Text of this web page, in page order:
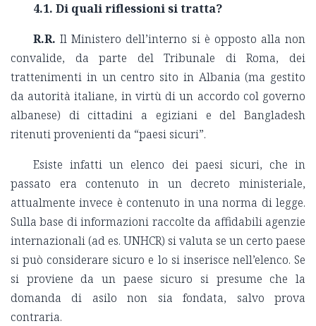
4.1. Di quali riflessioni si tratta?
R.R. Il Ministero dell’interno si è opposto alla non
convalide, da parte del Tribunale di Roma, dei
trattenimenti in un centro sito in Albania (ma gestito
da autorità italiane, in virtù di un accordo col governo
albanese) di cittadini a egiziani e del Bangladesh
ritenuti provenienti da “paesi sicuri”.
Esiste infatti un elenco dei paesi sicuri, che in
passato era contenuto in un decreto ministeriale,
attualmente invece è contenuto in una norma di legge.
Sulla base di informazioni raccolte da affidabili agenzie
internazionali (ad es. UNHCR) si valuta se un certo paese
si può considerare sicuro e lo si inserisce nell’elenco. Se
si proviene da un paese sicuro si presume che la
domanda di asilo non sia fondata, salvo prova
contraria.